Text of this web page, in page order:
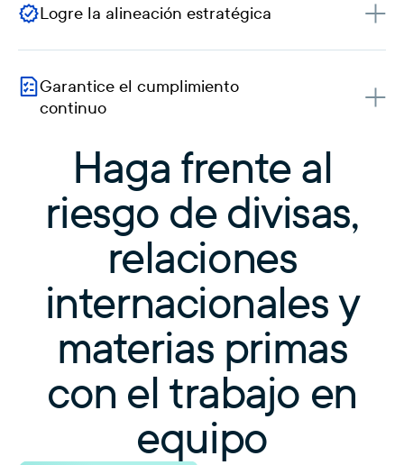
Logre la alineación estratégica
Garantice el cumplimiento
continuo
Haga frente al
riesgo de divisas,
relaciones
internacionales y
materias primas
con el trabajo en
equipo